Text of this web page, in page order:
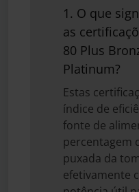
1. O que
as
80 Plus
Platinum?
Estas
índice de
fonte de
percentagem
puxada da
efetivamente